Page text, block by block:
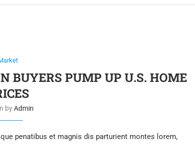
BUYERS PUMP UP U.S. HOME
byAdmin
penatibus et magnis dis parturient montes lorem,